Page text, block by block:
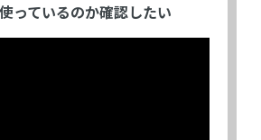
っているのか確認したい